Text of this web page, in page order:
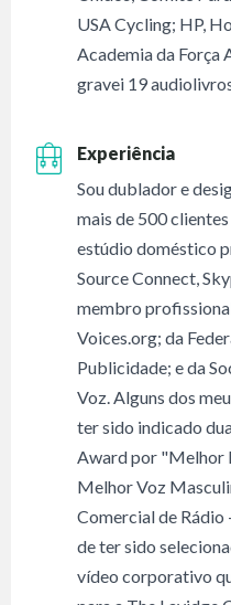
USA Cycling; HP,
Academia da Força
gravei 19
Experiência
Sou dublador e
mais de 500
estúdio doméstico
Source Connect,
membro
Voices.org; da
Publicidade; e da
Voz. Alguns dos
ter sido indicado
Award por "Melhor
Melhor Voz
Comercial de
de ter sido
vídeo corporativo